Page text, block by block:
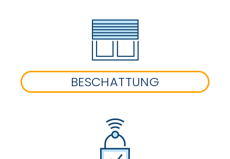
BESCHATTUNG